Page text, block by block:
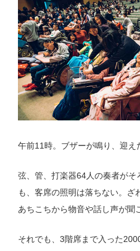
午前11時。ブザーが鳴り、迎え
弦、管、打楽器64人の奏者がそ
も、客席の照明は落ちない。ざ
あちこちから物音や話し声が聞
それでも、3階席まで入った